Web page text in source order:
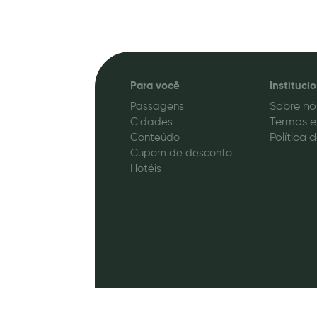
Para você
Passagens
Cidades
Conteúdo
Cupom de desconto
Hotéis
Sobre
Termos
Política